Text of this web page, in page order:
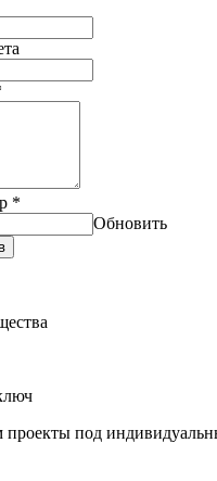
*
Обновить
проекты под